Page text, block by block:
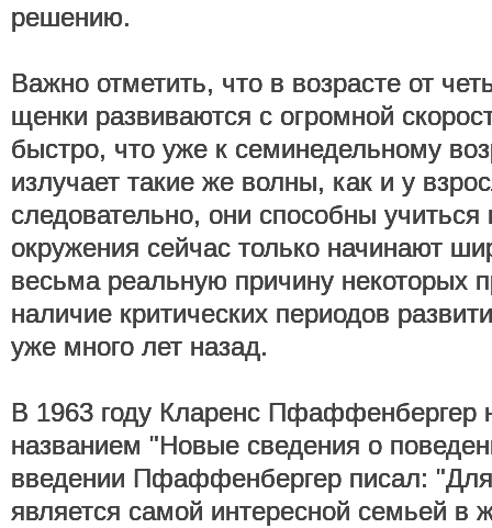
решению.
Важно отметить, что в возрасте от
щенки развиваются с огромной
быстро, что уже к семинедельному
излучает такие же волны, как и у
следовательно, они способны
окружения сейчас только начинают
весьма реальную причину некоторых
наличие критических периодов
уже много лет назад.
В 1963 году Кларенс Пфаффенбергер
названием "Новые сведения о
введении Пфаффенбергер писал:
является самой интересной семьей в